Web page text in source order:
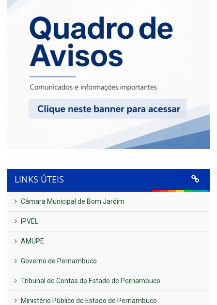
LINKS ÚTEIS
Câmara Municipal de Bom Jardim
IPVEL
AMUPE
Governo de Pernambuco
Tribunal de Contas do Estado de Pernambuco
Ministério Público do Estado de Pernambuco